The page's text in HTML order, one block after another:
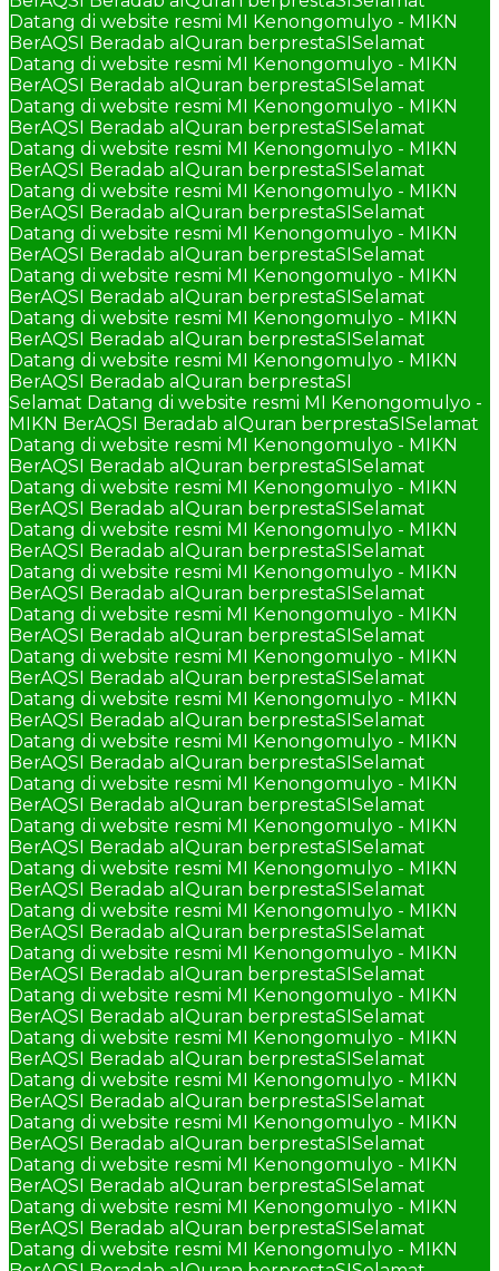
Datang di website resmi MI Kenongomulyo - MIKN
BerAQSI Beradab alQuran berprestaSISelamat
Datang di website resmi MI Kenongomulyo - MIKN
BerAQSI Beradab alQuran berprestaSISelamat
Datang di website resmi MI Kenongomulyo - MIKN
BerAQSI Beradab alQuran berprestaSISelamat
Datang di website resmi MI Kenongomulyo - MIKN
BerAQSI Beradab alQuran berprestaSISelamat
Datang di website resmi MI Kenongomulyo - MIKN
BerAQSI Beradab alQuran berprestaSISelamat
Datang di website resmi MI Kenongomulyo - MIKN
BerAQSI Beradab alQuran berprestaSISelamat
Datang di website resmi MI Kenongomulyo - MIKN
BerAQSI Beradab alQuran berprestaSISelamat
Datang di website resmi MI Kenongomulyo - MIKN
BerAQSI Beradab alQuran berprestaSISelamat
Datang di website resmi MI Kenongomulyo - MIKN
BerAQSI Beradab alQuran berprestaSI
Selamat Datang di website resmi MI Kenongomulyo -
MIKN BerAQSI Beradab alQuran berprestaSISelamat
Datang di website resmi MI Kenongomulyo - MIKN
BerAQSI Beradab alQuran berprestaSISelamat
Datang di website resmi MI Kenongomulyo - MIKN
BerAQSI Beradab alQuran berprestaSISelamat
Datang di website resmi MI Kenongomulyo - MIKN
BerAQSI Beradab alQuran berprestaSISelamat
Datang di website resmi MI Kenongomulyo - MIKN
BerAQSI Beradab alQuran berprestaSISelamat
Datang di website resmi MI Kenongomulyo - MIKN
BerAQSI Beradab alQuran berprestaSISelamat
Datang di website resmi MI Kenongomulyo - MIKN
BerAQSI Beradab alQuran berprestaSISelamat
Datang di website resmi MI Kenongomulyo - MIKN
BerAQSI Beradab alQuran berprestaSISelamat
Datang di website resmi MI Kenongomulyo - MIKN
BerAQSI Beradab alQuran berprestaSISelamat
Datang di website resmi MI Kenongomulyo - MIKN
BerAQSI Beradab alQuran berprestaSISelamat
Datang di website resmi MI Kenongomulyo - MIKN
BerAQSI Beradab alQuran berprestaSISelamat
Datang di website resmi MI Kenongomulyo - MIKN
BerAQSI Beradab alQuran berprestaSISelamat
Datang di website resmi MI Kenongomulyo - MIKN
BerAQSI Beradab alQuran berprestaSISelamat
Datang di website resmi MI Kenongomulyo - MIKN
BerAQSI Beradab alQuran berprestaSISelamat
Datang di website resmi MI Kenongomulyo - MIKN
BerAQSI Beradab alQuran berprestaSISelamat
Datang di website resmi MI Kenongomulyo - MIKN
BerAQSI Beradab alQuran berprestaSISelamat
Datang di website resmi MI Kenongomulyo - MIKN
BerAQSI Beradab alQuran berprestaSISelamat
Datang di website resmi MI Kenongomulyo - MIKN
BerAQSI Beradab alQuran berprestaSISelamat
Datang di website resmi MI Kenongomulyo - MIKN
BerAQSI Beradab alQuran berprestaSISelamat
Datang di website resmi MI Kenongomulyo - MIKN
BerAQSI Beradab alQuran berprestaSISelamat
Datang di website resmi MI Kenongomulyo - MIKN